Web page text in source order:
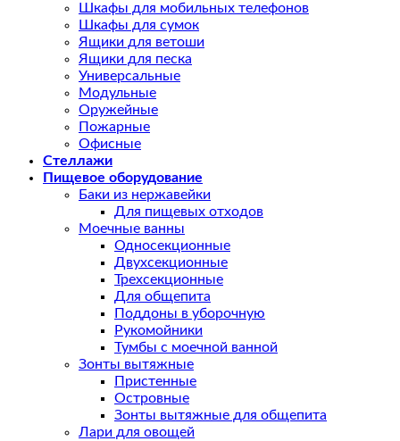
Шкафы для мобильных телефонов
Шкафы для сумок
Ящики для ветоши
Ящики для песка
Универсальные
Модульные
Оружейные
Пожарные
Офисные
Стеллажи
Пищевое оборудование
Баки из нержавейки
Для пищевых отходов
Моечные ванны
Односекционные
Двухсекционные
Трехсекционные
Для общепита
Поддоны в уборочную
Рукомойники
Тумбы с моечной ванной
Зонты вытяжные
Пристенные
Островные
Зонты вытяжные для общепита
Лари для овощей